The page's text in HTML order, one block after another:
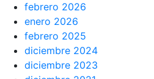
febrero 2026
enero 2026
febrero 2025
diciembre 2024
diciembre 2023